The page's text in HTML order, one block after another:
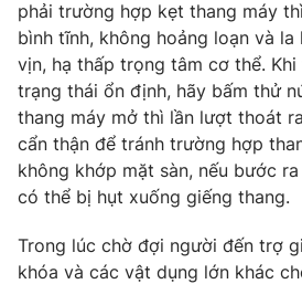
Học trực tuyến
Hitech Công nghệ tương lai
Sản phẩm
Thị trường
Tư vấn
Giao lưu trực tuyến
Lịch phát sóng
Chuyên mục khác
Emagazine
phải trường hợp kẹt thang máy
bình tĩnh, không hoảng loạn và
vịn, hạ thấp trọng tâm cơ thể.
trạng thái ổn định, hãy bấm thử
thang máy mở thì lần lượt thoát
cẩn thận để tránh trường hợp
không khớp mặt sàn, nếu bước
có thể bị hụt xuống giếng thang.
Trong lúc chờ đợi người đến trợ
khóa và các vật dụng lớn khác